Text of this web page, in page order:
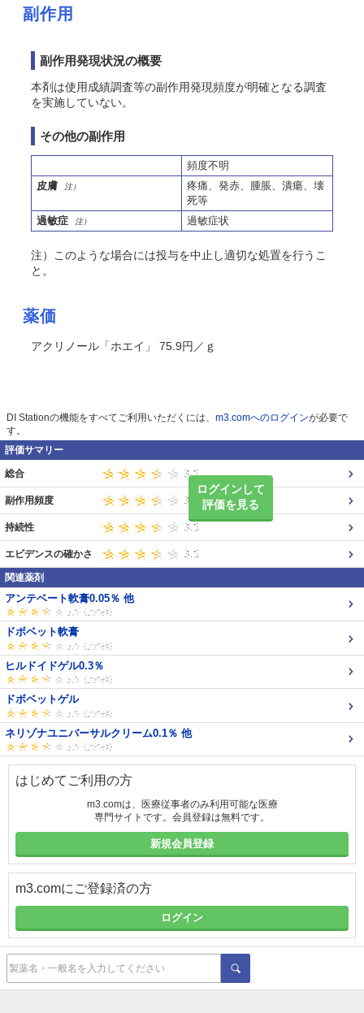
副作用
副作用発現状況の概要
本剤は使用成績調査等の副作用発現頻度が明確となる調査
を実施していない。
その他の副作用
頻度不明
皮膚
注）
疼痛、発赤、腫脹、潰瘍、壊
死等
過敏症
注） 過敏症状
注）このような場合には投与を中止し適切な処置を行うこ
と。
薬価
アクリノール「ホエイ」 75.9円／ｇ
DI Stationの機能をすべてご利用いただくには、 m3.comへのログインが必要で
す。
評価サマリー
ログインして
評価を見る
総合
副作用頻度
持続性
エビデンスの確かさ
関連薬剤
アンテベート軟膏0.05％ 他
ドボベット軟膏
ヒルドイドゲル0.3％
ドボベットゲル
ネリゾナユニバーサルクリーム0.1％ 他
はじめてご利用の方
m3.comは、医療従事者のみ利用可能な医療
専門サイトです。会員登録は無料です。
新規会員登録
m3.comにご登録済の方
ログイン